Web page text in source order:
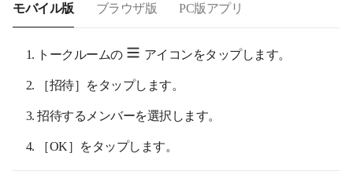
モバイル版 ブラウザ版 PC版アプリ
トークルームの
アイコンをタップします。
［招待］をタップします。
招待するメンバーを選択します。
［OK］をタップします。